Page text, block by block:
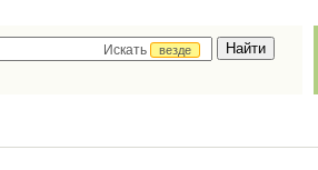
Искать
везде